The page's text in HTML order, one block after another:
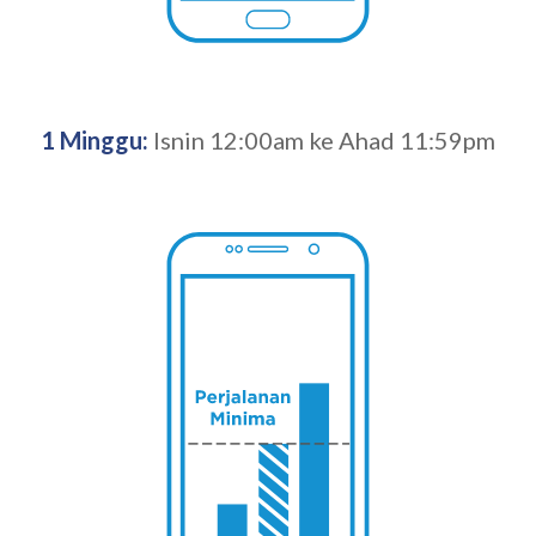
1 Minggu: Isnin 12:00am ke Ahad 11:59pm